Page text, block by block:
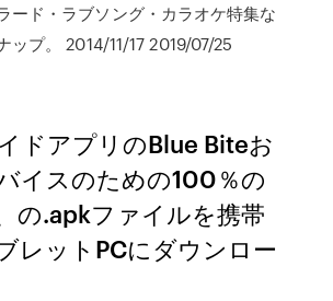
ード・ラブソング・カラオケ特集な
ップ。 2014/11/17 2019/07/25
ドアプリのBlue Biteお
イスのための100％の
の.apkファイルを携帯
レットPCにダウンロー